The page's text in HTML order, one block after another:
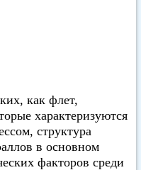
как флет,
характеризуются
структура
в основном
факторов среди